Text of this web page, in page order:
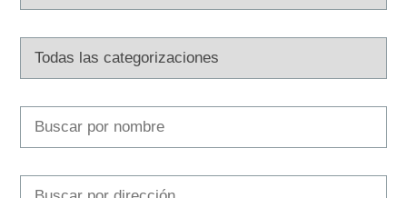
+385 21 227 933
info@kastela-info.hr
Villa Nika, Kamberovo šetalište 30,